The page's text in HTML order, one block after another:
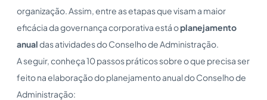
organização. Assim, entre as etapas que visam a maior
eficácia da governança corporativa está oplanejamento
anualdas atividades do Conselho de Administração.
A seguir, conheça 10 passos práticos sobre o que precisa ser
feito na elaboração do planejamento anual do Conselho de
Administração: